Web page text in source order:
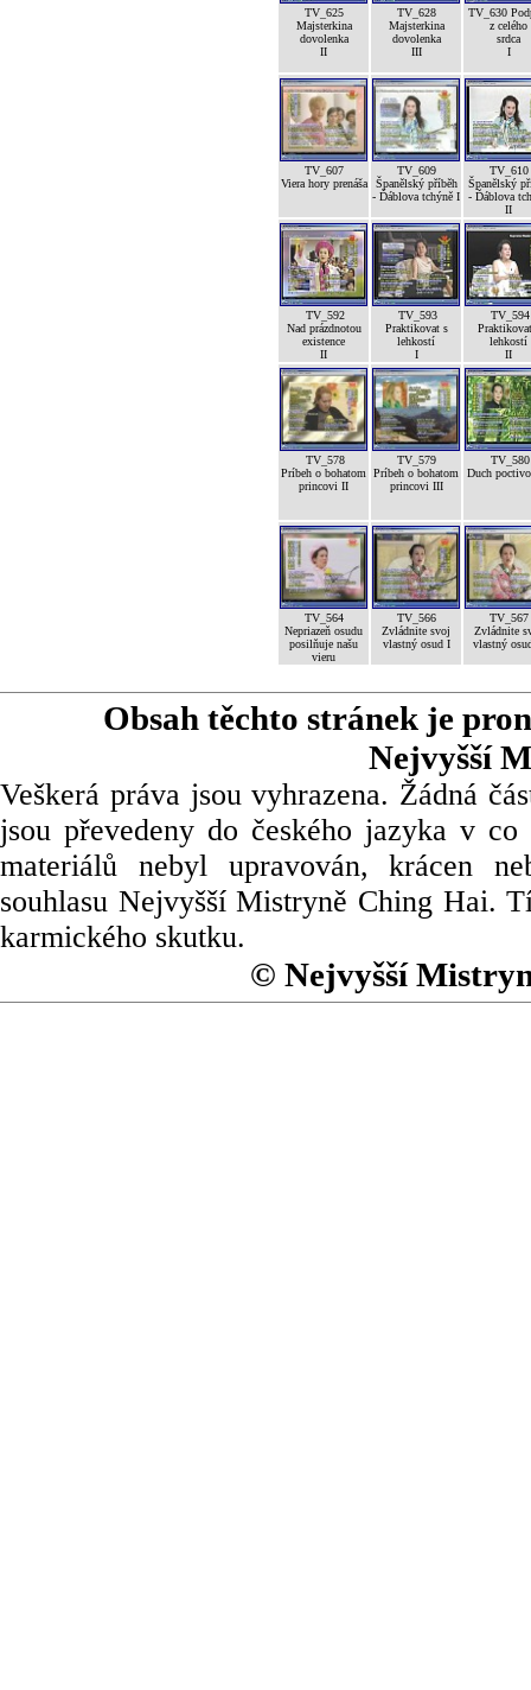
TV_625
Majsterkina
dovolenka
II
TV_628
Majsterkina
dovolenka
III
TV_630
z celého
srdca
I
TV_607
Viera hory prenáša
TV_609
Španělský příběh
- Ďáblova tchýně I
TV_610
Španělský
- Ďáblova
II
TV_592
Nad prázdnotou
existence
II
TV_593
Praktikovat s
lehkostí
I
TV_594
lehkostí
II
TV_578
Príbeh o bohatom
princovi II
TV_579
Príbeh o bohatom
princovi III
TV_580
Duch
TV_564
Nepriazeň osudu
posilňuje našu
vieru
TV_566
Zvládnite svoj
vlastný osud I
TV_567
Zvládnite
vlastný
Obsah těchto stránek je
Nejvyšší
Veškerá práva jsou vyhrazena. Žádná
jsou převedeny do českého jazyka v
materiálů nebyl upravován, krácen
souhlasu Nejvyšší Mistryně Ching Hai.
karmického skutku.
© Nejvyšší